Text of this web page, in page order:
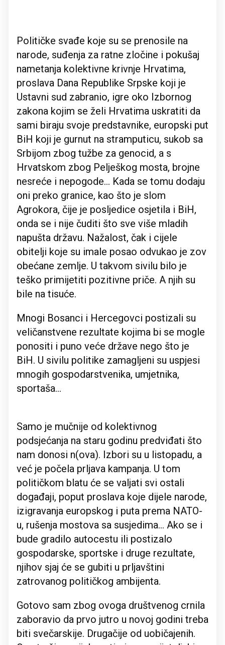
Političke svađe koje su se prenosile na
narode, suđenja za ratne zločine i pokušaj
nametanja kolektivne krivnje Hrvatima,
proslava Dana Republike Srpske koji je
Ustavni sud zabranio, igre oko Izbornog
zakona kojim se želi Hrvatima uskratiti da
sami biraju svoje predstavnike, europski put
BiH koji je gurnut na stramputicu, sukob sa
Srbijom zbog tužbe za genocid, a s
Hrvatskom zbog Pelješkog mosta, brojne
nesreće i nepogode... Kada se tomu dodaju
oni preko granice, kao što je slom
Agrokora, čije je posljedice osjetila i BiH,
onda se i nije čuditi što sve više mladih
napušta državu. Nažalost, čak i cijele
obitelji koje su imale posao odvukao je zov
obećane zemlje. U takvom sivilu bilo je
teško primijetiti pozitivne priče. A njih su
bile na tisuće.
Mnogi Bosanci i Hercegovci postizali su
veličanstvene rezultate kojima bi se mogle
ponositi i puno veće države nego što je
BiH. U sivilu politike zamagljeni su uspjesi
mnogih gospodarstvenika, umjetnika,
sportaša...
Samo je mučnije od kolektivnog
podsjećanja na staru godinu predviđati što
nam donosi n(ova). Izbori su u listopadu, a
već je počela prljava kampanja. U tom
političkom blatu će se valjati svi ostali
događaji, poput proslava koje dijele narode,
izigravanja europskog i puta prema NATO-
u, rušenja mostova sa susjedima... Ako se i
bude gradilo autocestu ili postizalo
gospodarske, sportske i druge rezultate,
njihov sjaj će se gubiti u prljavštini
zatrovanog političkog ambijenta.
Gotovo sam zbog ovoga društvenog crnila
zaboravio da prvo jutro u novoj godini treba
biti svečarskije. Drugačije od uobičajenih.